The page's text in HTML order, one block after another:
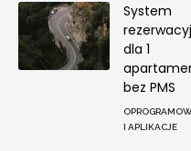
System
dla 1
bez PMS
I APLIKACJE